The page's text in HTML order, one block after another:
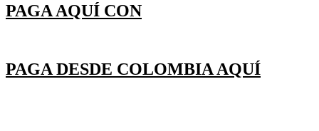
PAGA AQUÍ CON
PAGA DESDE COLOMBIA AQUÍ